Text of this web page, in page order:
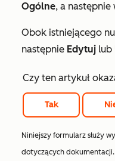
Ogólne, a
Obok istniejącego
następnie Edytuj lub
Czy ten artykuł
Tak
Niniejszy formularz służy
dotyczących dokumentacji.